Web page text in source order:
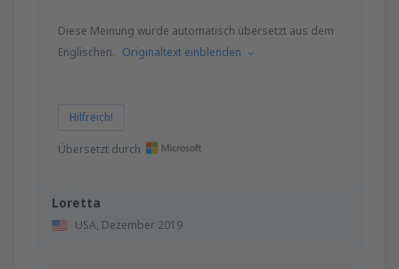
Loretta
USA, Dezember 2019
Diese Meinung wurde automatisch übersetzt aus dem
Englischen. Originaltext einblenden
Hilfreich!
Übersetzt durch